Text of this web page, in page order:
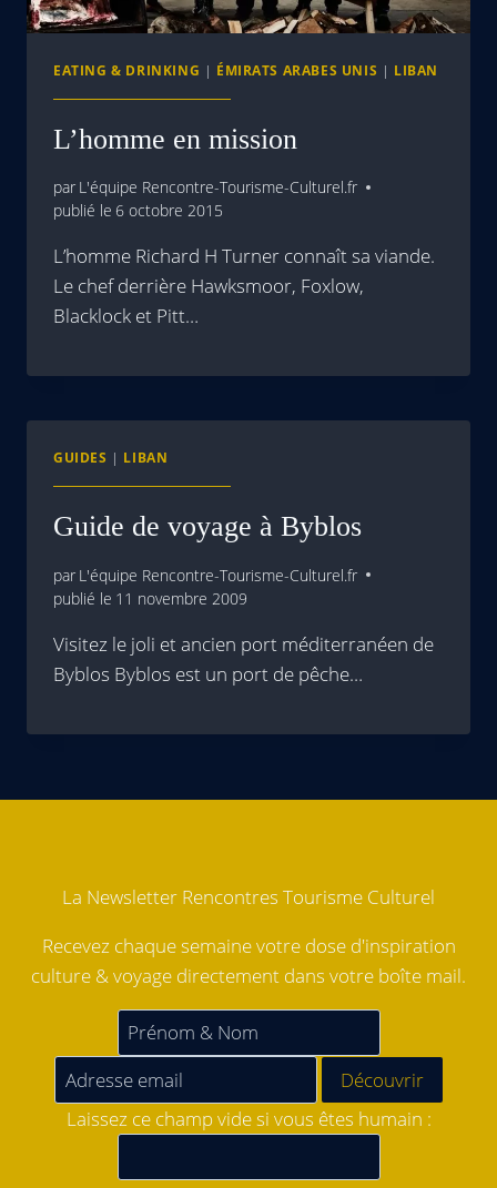
EATING & DRINKING | ÉMIRATS ARABES UNIS | LIBAN
L’homme en mission
par L'équipe Rencontre-Tourisme-Culturel.fr
publié le 6 octobre 2015
L’homme Richard H Turner connaît sa viande.
Le chef derrière Hawksmoor, Foxlow,
Blacklock et Pitt…
GUIDES | LIBAN
Guide de voyage à Byblos
par L'équipe Rencontre-Tourisme-Culturel.fr
publié le 11 novembre 2009
Visitez le joli et ancien port méditerranéen de
Byblos Byblos est un port de pêche…
La Newsletter Rencontres Tourisme Culturel
Recevez chaque semaine votre dose d'inspiration
culture & voyage directement dans votre boîte mail.
Laissez ce champ vide si vous êtes humain :